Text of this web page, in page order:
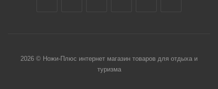
2026 © Ножи-Плюс интернет магазин товаров для отдыха и
туризма